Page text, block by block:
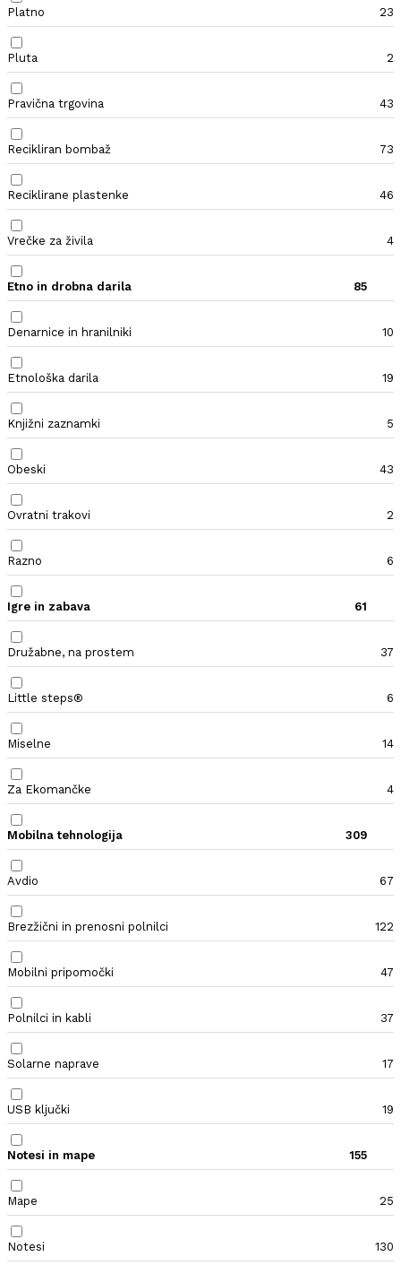
Platno 23
Pluta 2
Pravična trgovina 43
Recikliran bombaž 73
Reciklirane plastenke 46
Vrečke za živila 4
Etno in drobna darila 85
Denarnice in hranilniki 10
Etnološka darila 19
Knjižni zaznamki 5
Obeski 43
Ovratni trakovi 2
Razno 6
Igre in zabava 61
Družabne, na prostem 37
Little steps® 6
Miselne 14
Za Ekomančke 4
Mobilna tehnologija 309
Avdio 67
Brezžični in prenosni polnilci 122
Mobilni pripomočki 47
Polnilci in kabli 37
Solarne naprave 17
USB ključki 19
Notesi in mape 155
Mape 25
Notesi 130